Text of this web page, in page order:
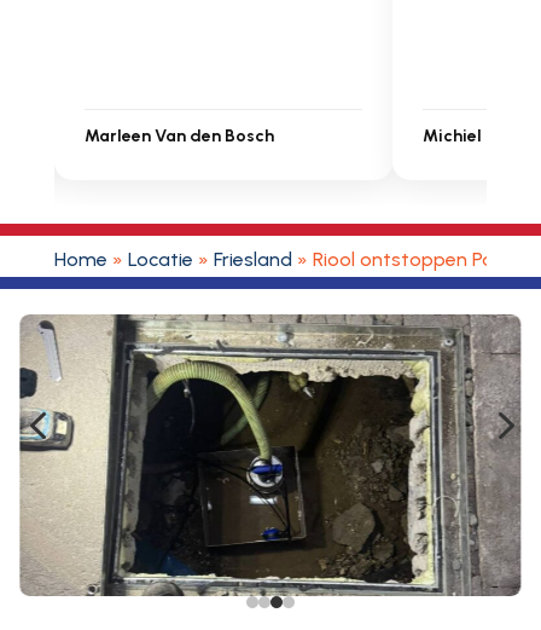
Michiel Uitdenbongerd Sarah
Home » Locatie » Friesland » Riool ontstoppen Parrega
4 5